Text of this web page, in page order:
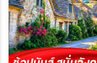
สายการบิน
ตั้งแต่วันที่